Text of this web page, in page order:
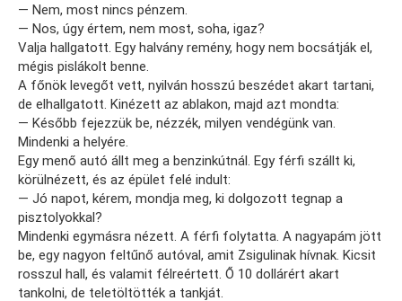
— Nem, most nincs pénzem.
— Nos, úgy értem, nem most, soha, igaz?
Valja hallgatott. Egy halvány remény, hogy nem bocsátják el,
mégis pislákolt benne.
A főnök levegőt vett, nyilván hosszú beszédet akart tartani,
de elhallgatott. Kinézett az ablakon, majd azt mondta:
— Később fejezzük be, nézzék, milyen vendégünk van.
Mindenki a helyére.
Egy menő autó állt meg a benzinkútnál. Egy férfi szállt ki,
körülnézett, és az épület felé indult:
— Jó napot, kérem, mondja meg, ki dolgozott tegnap a
pisztolyokkal?
Mindenki egymásra nézett. A férfi folytatta. A nagyapám jött
be, egy nagyon feltűnő autóval, amit Zsigulinak hívnak. Kicsit
rosszul hall, és valamit félreértett. Ő 10 dollárért akart
tankolni, de teletöltötték a tankját.